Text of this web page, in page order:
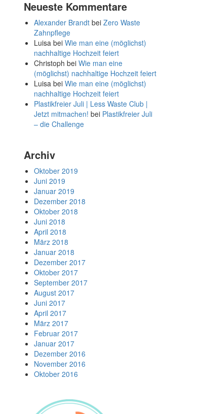
Neueste Kommentare
Alexander Brandtbei Zero Waste
Zahnpflege
Luisabei Wie man eine (möglichst)
nachhaltige Hochzeit feiert
Christoph bei Wie man eine
(möglichst) nachhaltige Hochzeit feiert
Luisabei Wie man eine (möglichst)
nachhaltige Hochzeit feiert
Plastikfreier Juli | Less Waste Club |
Jetzt mitmachen! bei Plastikfreier Juli
– die Challenge
Archiv
Oktober 2019
Juni 2019
Januar 2019
Dezember 2018
Oktober 2018
Juni 2018
April 2018
März 2018
Januar 2018
Dezember 2017
Oktober 2017
September 2017
August 2017
Juni 2017
April 2017
März 2017
Februar 2017
Januar 2017
Dezember 2016
November 2016
Oktober 2016